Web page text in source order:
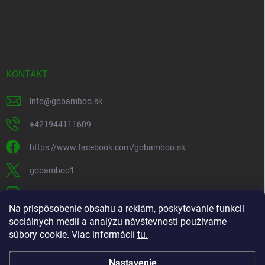
Na prispôsobenie obsahu a reklám, poskytovanie funkcií
sociálnych médií a analýzu návštevnosti používame
súbory cookie. Viac informácií tu.
KONTAKT
info@gobamboo.sk
+421944111609
https://www.facebook.com/gobamboo.sk
gobamboo1
gobamboo_sk
+421944111609
https://www.youtube.com/@gobamb00